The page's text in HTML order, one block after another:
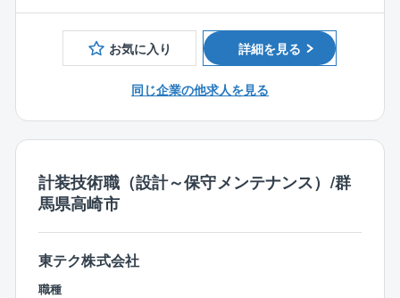
ユーティリティー設備業務全般にかかわっていただき
ます。
〇定期修繕/故障修理など各種工事の仕様設計、工事監
〇各設備の運転管理、日常点検
〇各設備の保全業務（定期修理/突発故障）
【働き方】
〇担当案件：キリングループの医薬工場や研究所。工
制でのトラブル対応が発生した場合は、対応頂く可能
性がございます。
〇高圧ガス製造保安責任者
〇その他、公害関係の資格
〇医薬品工場の工務組織での業務の経験をお持ちの方
管理や保全業務経験のある方
（⼯場、研究所など施設の種類は問いません）
お気に入り 詳細を見る
同じ企業の他求人を見る
計装技術職（設計～保守メンテナンス）/群
馬県高崎市
東テク株式会社
職種